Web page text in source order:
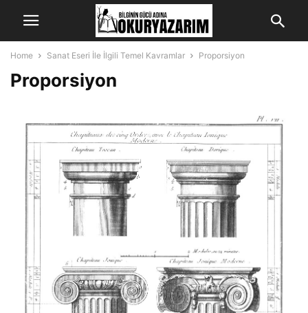
Home Sanat Eseri İle İlgili Temel Kavramlar Proporsiyon
Proporsiyon